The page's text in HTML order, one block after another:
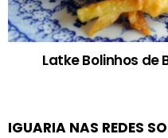
Latke Bolinhos de
IGUARIA NAS REDES